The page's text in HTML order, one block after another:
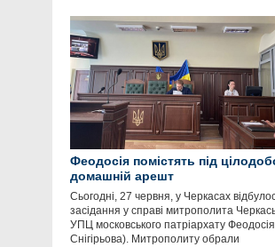
Феодосія помістять під
домашній арешт
Сьогодні, 27 червня, у Черкасах
засідання у справі митрополита
УПЦ московського патріархату
Снігірьова). Митрополиту обрали